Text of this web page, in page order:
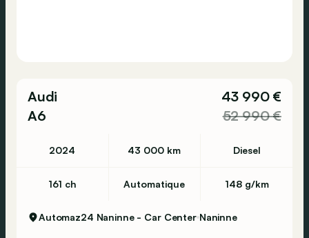
Audi
A6
43 990 €
52 990 €
2024 43 000 km Diesel
161 ch Automatique 148 g/km
Automaz24 Naninne - Car Center Naninne